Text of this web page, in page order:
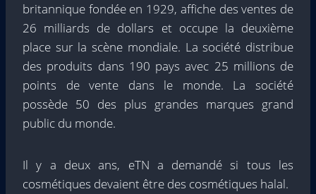
britannique fondée en 1929, affiche des ventes de
26 milliards de dollars et occupe la deuxième
place sur la scène mondiale. La société distribue
des produits dans 190 pays avec 25 millions de
points de vente dans le monde. La société
possède 50 des plus grandes marques grand
public du monde.
Il y a deux ans, eTN a demandé si tous les
cosmétiques devaient être des cosmétiques halal.